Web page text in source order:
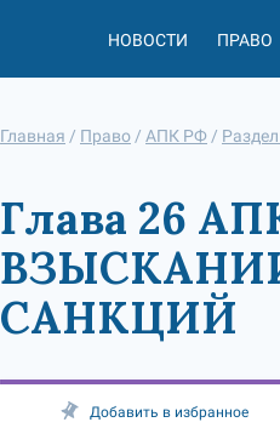
НОВОСТИ ПРАВО
Главная / Право / АПК РФ /
Глава 26
САНКЦИЙ
Добавить в избранное